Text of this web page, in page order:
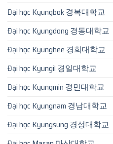
Đại học Kyungbok 경복대학교
Đại học Kyungdong 경동대학교
Đại học Kyunghee 경희대학교
Đại học Kyungil 경일대학교
Đại học Kyungmin 경민대학교
Đại học Kyungnam 경남대학교
Đại học Kyungsung 경성대학교